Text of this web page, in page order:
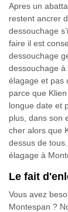
Apres un
restent ancrer
dessouchage
faire il est
dessouchage
dessouchage
élagage et pas
parce que
longue date et
plus, dans son
cher alors que
dessus de
élagage à
Le fait
Vous avez
Montespan ?